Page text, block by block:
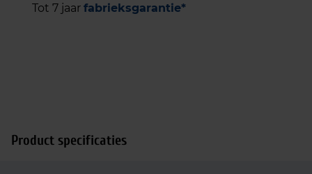
Tot 7 jaar fabrieksgarantie*
Product specificaties